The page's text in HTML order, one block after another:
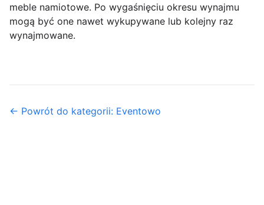
meble namiotowe. Po wygaśnięciu okresu wynajmu
mogą być one nawet wykupywane lub kolejny raz
wynajmowane.
← Powrót do kategorii: Eventowo